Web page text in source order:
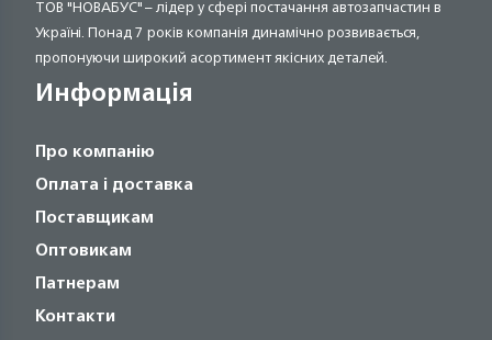
ТОВ "НОВАБУС" – лідер у сфері постачання автозапчастин в
Україні. Понад 7 років компанія динамічно розвивається,
пропонуючи широкий асортимент якісних деталей.
Информація
Про компанію
Оплата і доставка
Поставщикам
Оптовикам
Патнерам
Контакти